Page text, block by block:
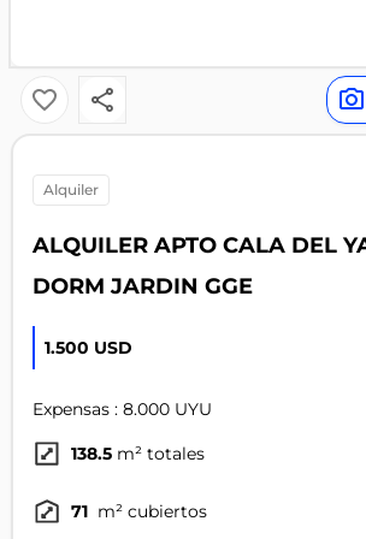
alquiler
ALQUILER APTO CALA DEL
DORM JARDIN GGE
1.500 USD
Expensas : 8.000 UYU
138.5 m² totales
71 m² cubiertos